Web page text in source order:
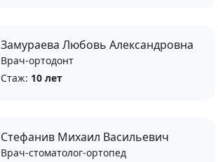
Замураева Любовь Александровна
Врач-ортодонт
Стаж: 10 лет
Стефанив Михаил Васильевич
Врач-стоматолог-ортопед